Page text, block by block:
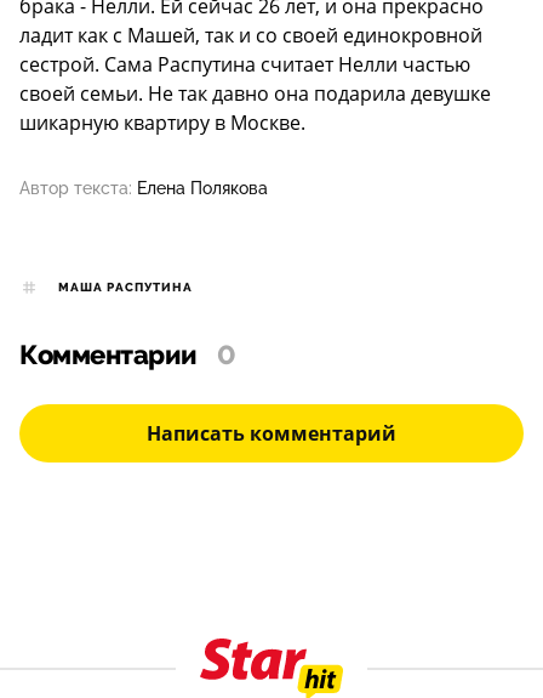
брака - Нелли. Ей сейчас 26 лет, и она прекрасно
ладит как с Машей, так и со своей единокровной
сестрой. Сама Распутина считает Нелли частью
своей семьи. Не так давно она подарила девушке
шикарную квартиру в Москве.
Автор текста: Елена Полякова
МАША РАСПУТИНА
Комментарии 0
Написать комментарий